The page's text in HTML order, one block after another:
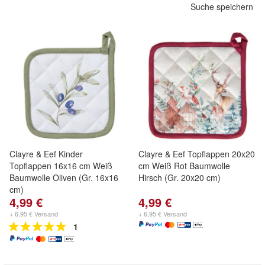
Suche speichern
Clayre & Eef Kinder
Topflappen 16x16 cm Weiß
Baumwolle Oliven (Gr. 16x16
cm)
4,99 €
+ 6,95 € Versand
1
Clayre & Eef Topflappen 20x20
cm Weiß Rot Baumwolle
Hirsch (Gr. 20x20 cm)
4,99 €
+ 6,95 € Versand